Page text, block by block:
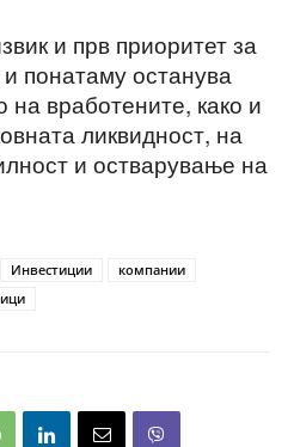
и прв приоритет за
понатаму останува
на вработените, како и
ликвидност, на
и остварување на
Инвестиции
компании